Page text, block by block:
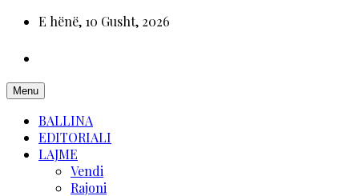
E hënë, 10 Gusht, 2026
Menu
BALLINA
EDITORIALI
LAJME
Vendi
Rajoni